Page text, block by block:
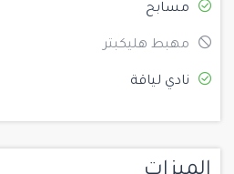
مسابح
مهبط هليكبتر
نادي لياقة